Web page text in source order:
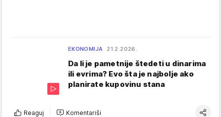
EKONOMIJA 21.2.2026.
Da li je pametnije štedeti u dinarima
ili evrima? Evo šta je najbolje ako
planirate kupovinu stana
Reaguj Komentariši